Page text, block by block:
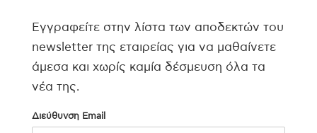
Εγγραφείτε στην λίστα των αποδεκτών του
newsletter της εταιρείας για να μαθαίνετε
άμεσα και χωρίς καμία δέσμευση όλα τα
νέα της.
Διεύθυνση Email